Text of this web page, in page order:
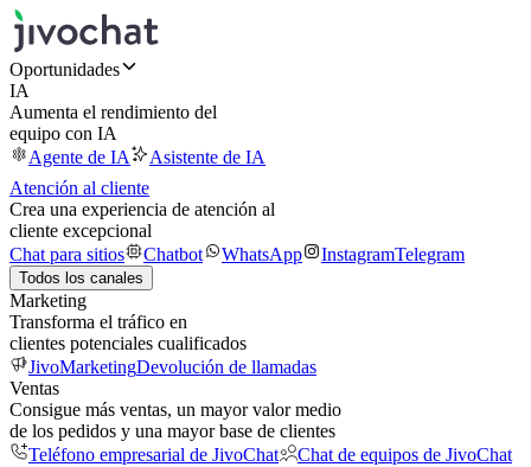
Oportunidades
IA
Aumenta el rendimiento del
equipo con IA
Agente de IA
Asistente de IA
Atención al cliente
Crea una experiencia de atención al
cliente excepcional
Chat para sitios
Chatbot WhatsApp InstagramTelegram
Todos los canales
Marketing
Transforma el tráfico en
clientes potenciales cualificados
JivoMarketingDevolución de llamadas
Ventas
Consigue más ventas, un mayor valor medio
de los pedidos y una mayor base de clientes
Teléfono empresarial de JivoChat
Chat de equipos de JivoChat